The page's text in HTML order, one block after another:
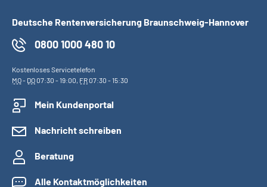
Deutsche Rentenversicherung Braunschweig-Hannover
0800 1000 480 10
Kostenloses Servicetelefon
MO- DO07:30 - 19:00, FR07:30 - 15:30
Mein Kundenportal
Nachricht schreiben
Beratung
Alle Kontaktmöglichkeiten